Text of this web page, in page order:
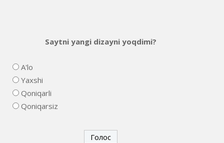
Saytni yangi dizayni yoqdimi?
A'lo
Yaxshi
Qoniqarli
Qoniqarsiz